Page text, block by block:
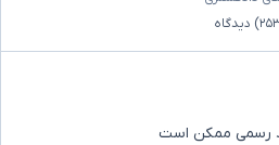
دیدگاه
رسمی ممکن است